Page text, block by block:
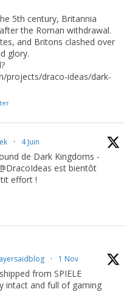
5th century, Britannia
the Roman withdrawal.
and Britons clashed over
glory.
projects/draco-ideas/dark-
· 4 Juin
de Dark Kingdoms -
est bientôt
effort !
· 1 Nov
from SPIELE
intact and full of gaming